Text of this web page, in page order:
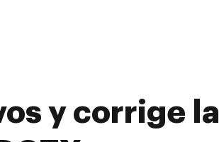
y corrige la